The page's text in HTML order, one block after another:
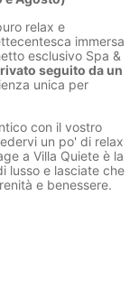
relax e
immersa
esclusivo Spa &
seguito da un
unica per
con il vostro
un po' di relax
a Villa Quiete è la
lusso e lasciate che
e benessere.